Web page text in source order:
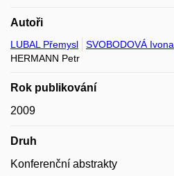
Autoři
LUBAL Přemysl SVOBODOVÁ Ivona
HERMANN Petr
Rok publikování
2009
Druh
Konferenční abstrakty